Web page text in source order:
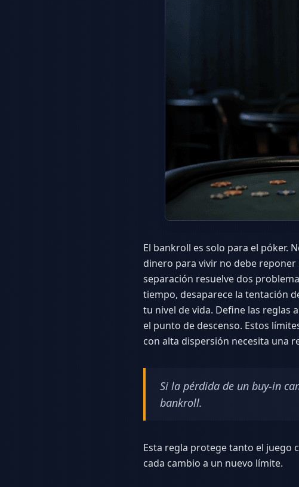
El bankroll es solo para el póker.
dinero para vivir no debe
separación resuelve dos
tiempo, desaparece la tentación
tu nivel de vida. Define las reglas
el punto de descenso. Estos
con alta dispersión necesita una
Si la pérdida de un buy-in
bankroll.
Esta regla protege tanto el juego
cada cambio a un nuevo límite.